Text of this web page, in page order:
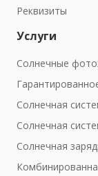
Реквизиты
Услуги
Солнечные
Солнечная
Солнечная
Солнечная